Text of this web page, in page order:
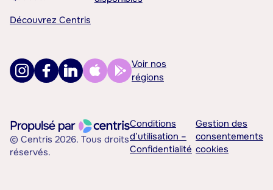
Découvrez Centris
Voir nos
régions
© Centris 2026. Tous droits
réservés.
Conditions
d’utilisation –
Confidentialité
Gestion des
consentements
cookies